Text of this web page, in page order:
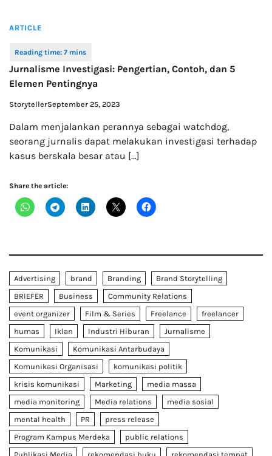
ARTICLE
Jurnalisme Investigasi: Pengertian, Contoh, dan 5
Elemen Pentingnya
StorytellerSeptember 25, 2023
Dalam menjalankan perannya sebagai watchdog,
seorang jurnalis dapat melakukan investigasi terhadap
kasus berskala besar atau […]
Share the article:
Advertising brand Branding
Brand Storytelling
BRIEFER
Business
Community Relations
event organizer
Film & Series Freelance
freelancer
humas
Iklan Industri Hiburan
Jurnalisme
Komunikasi
Komunikasi Antarbudaya
Komunikasi Organisasi
komunikasi politik
krisis komunikasi
Marketing
media massa
media monitoring
Media relations
media sosial
mental health
PR
press release
Program Kampus Merdeka
public relations